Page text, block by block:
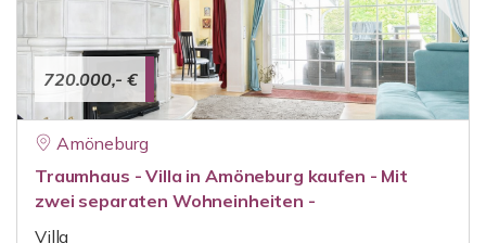
720.000,- €
Amöneburg
Traumhaus - Villa in Amöneburg kaufen - Mit
zwei separaten Wohneinheiten -
Villa